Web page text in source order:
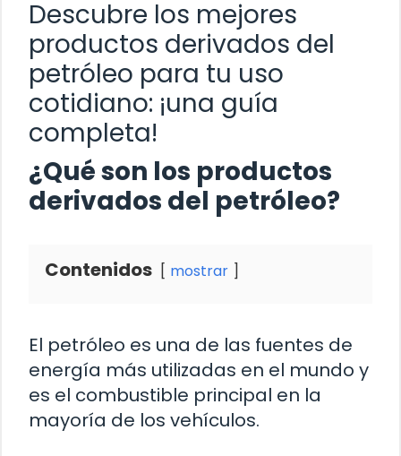
Descubre los mejores
productos derivados del
petróleo para tu uso
cotidiano: ¡una guía
completa!
¿Qué son los productos
derivados del petróleo?
Contenidos mostrar
El petróleo es una de las fuentes de
energía más utilizadas en el mundo y
es el combustible principal en la
mayoría de los vehículos.